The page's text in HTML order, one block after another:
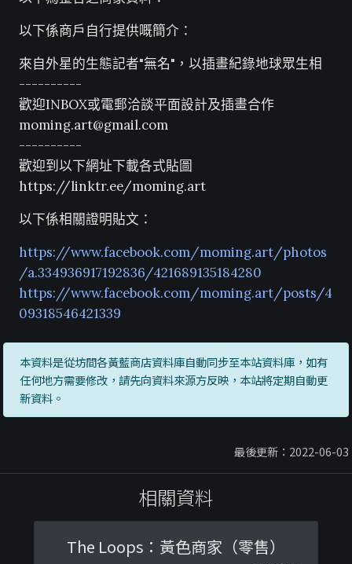
以下係商戶自行提供嘅簡介：
來自外星的生態記者"無名"，以插畫紀錄地球眾生相
----------
歡迎INBOX或電郵洽談平面設計及插畫合作
moming.art@gmail.com
----------
歡迎到以下網址下載各式貼圖
https://linktr.ee/moming.art
以下係相關證明貼文：
https://www.facebook.com/moming.art/photos
/a.334936917192836/421689135184280
https://www.facebook.com/moming.art/posts/4
09318546421339
本資料是從坊間各黃藍商店資料庫自動同步至本站資料庫，如有
任何地方需要修改，請先向資料來源方反映，本站將定期自動更
新資料。
最後更新：2022-06-03
相關資料
The Loops：黃色商家（零售）